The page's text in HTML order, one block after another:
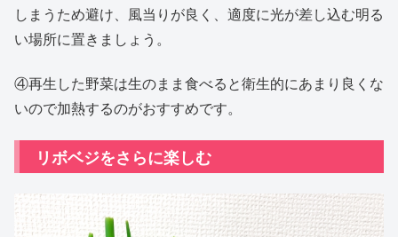
しまうため避け、風当りが良く、適度に光が差し込む明る
い場所に置きましょう。
④再生した野菜は生のまま食べると衛生的にあまり良くな
いので加熱するのがおすすめです。
リボベジをさらに楽しむ